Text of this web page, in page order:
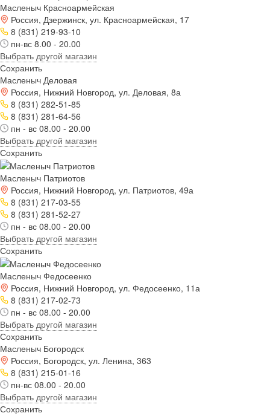
Масленыч Красноармейская
Россия, Дзержинск, ул. Красноармейская, 17
8 (831) 219-93-10
пн-вс 8.00 - 20.00
Выбрать другой магазин
Сохранить
Масленыч Деловая
Россия, Нижний Новгород, ул. Деловая, 8а
8 (831) 282-51-85
8 (831) 281-64-56
пн - вс 08.00 - 20.00
Выбрать другой магазин
Сохранить
Масленыч Патриотов
Россия, Нижний Новгород, ул. Патриотов, 49а
8 (831) 217-03-55
8 (831) 281-52-27
пн - вс 08.00 - 20.00
Выбрать другой магазин
Сохранить
Масленыч Федосеенко
Россия, Нижний Новгород, ул. Федосеенко, 11а
8 (831) 217-02-73
пн - вс 08.00 - 20.00
Выбрать другой магазин
Сохранить
Масленыч Богородск
Россия, Богородск, ул. Ленина, 363
8 (831) 215-01-16
пн-вс 08.00 - 20.00
Выбрать другой магазин
Сохранить